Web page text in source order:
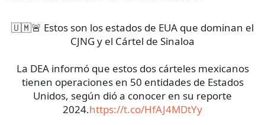
🇺🇲🚨 Estos son los estados de EUA que dominan el
CJNG y el Cártel de Sinaloa
La DEA informó que estos dos cárteles mexicanos
tienen operaciones en 50 entidades de Estados
Unidos, según dió a conocer en su reporte
2024.https://t.co/HfAJ4MDtYy